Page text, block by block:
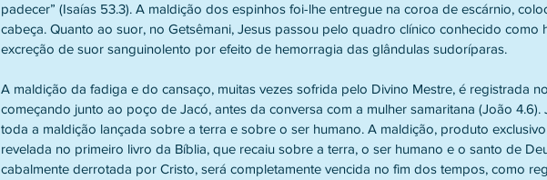
padecer” (Isaías 53.3). A maldição dos espinhos foi-lhe entregue na coroa de escárnio,
cabeça. Quanto ao suor, no Getsêmani, Jesus passou pelo quadro clínico conhecido como
excreção de suor sanguinolento por efeito de hemorragia das glândulas sudoríparas.
A maldição da fadiga e do cansaço, muitas vezes sofrida pelo Divino Mestre, é registrada
começando junto ao poço de Jacó, antes da conversa com a mulher samaritana (João 4.6).
toda a maldição lançada sobre a terra e sobre o ser humano. A maldição, produto
revelada no primeiro livro da Bíblia, que recaiu sobre a terra, o ser humano e o santo de
cabalmente derrotada por Cristo, será completamente vencida no fim dos tempos, como